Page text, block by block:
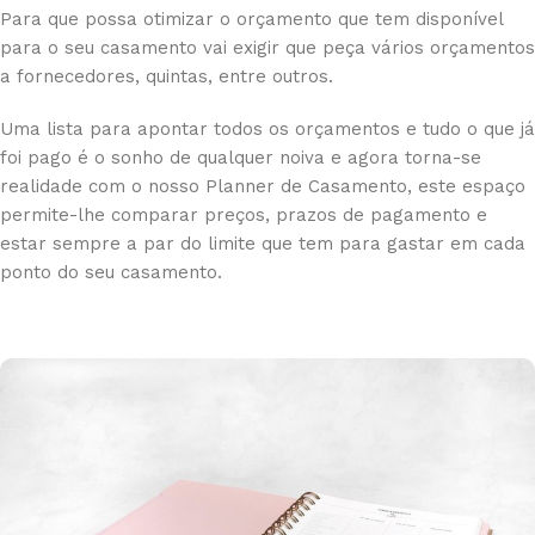
Para que possa otimizar o orçamento que tem disponível
para o seu casamento vai exigir que peça vários orçamentos
a fornecedores, quintas, entre outros.
Uma lista para apontar todos os orçamentos e tudo o que já
foi pago é o sonho de qualquer noiva e agora torna-se
realidade com o nosso Planner de Casamento, este espaço
permite-lhe comparar preços, prazos de pagamento e
estar sempre a par do limite que tem para gastar em cada
ponto do seu casamento.